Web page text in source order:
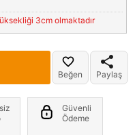
3cm olmaktadır
Beğen Paylaş
Güvenli
Ödeme